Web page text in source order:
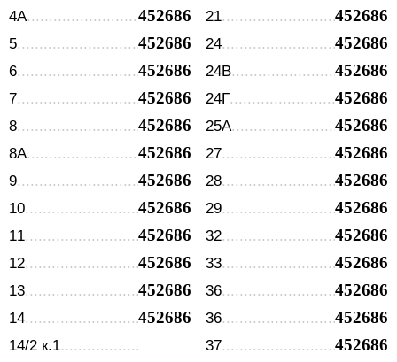
4А 452686
5 452686
6 452686
7 452686
8 452686
8А 452686
9 452686
10 452686
11 452686
12 452686
13 452686
14 452686
14/2 к.1
21 452686
24 452686
24В 452686
24Г 452686
25А 452686
27 452686
28 452686
29 452686
32 452686
33 452686
36 452686
36 452686
37 452686